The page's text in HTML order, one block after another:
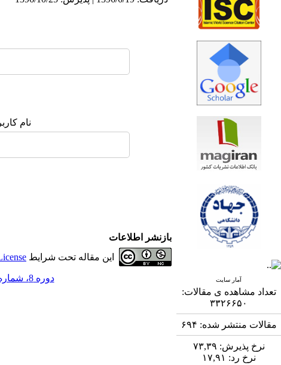
آمار سایت
تعداد مشاهده ی مقالات:
۳۳۲۶۶۵۰
مقالات منتشر شده: ۶۹۴
نرخ پذیرش: ۷۳,۳۹
نرخ رد: ۱۷,۹۱
نام
بازنشر اطلاعات
این مقاله تحت شرایط
دوره 8، شماره 1 - ( 6-1397 )